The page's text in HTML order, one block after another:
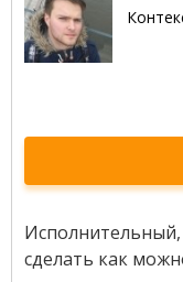
Исполнительный,
сделать как